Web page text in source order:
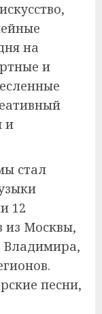
на
и
и
стал
12
из Москвы,
Владимира,
песни,